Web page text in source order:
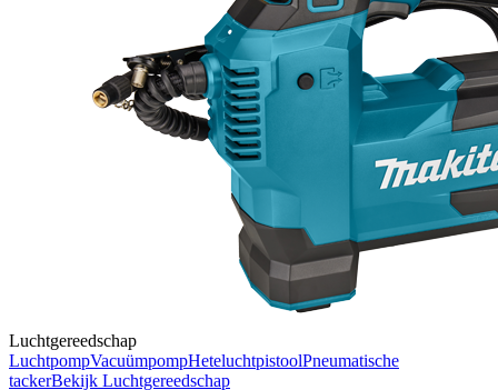
Luchtgereedschap
LuchtpompVacuümpompHeteluchtpistoolPneumatische
tackerBekijk Luchtgereedschap